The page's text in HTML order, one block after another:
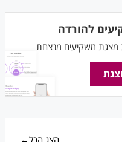
להורדה
הצג הכל←